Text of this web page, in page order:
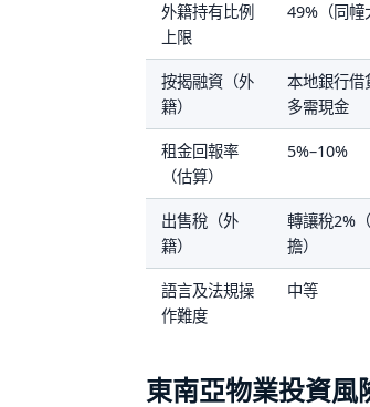
外籍持有比例
上限
49%（同幢
按揭融資（外
籍）
本地銀行借
多需現金
租金回報率
（估算）
5%–10%
出售稅（外
籍）
轉讓稅2%
擔）
語言及法規操
作難度
中等
東南亞物業投資風